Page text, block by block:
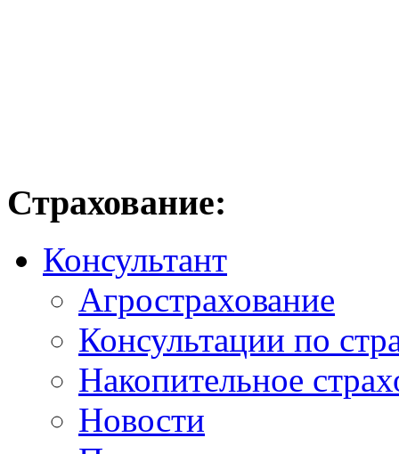
Страхование:
Консультант
Агрострахование
Консультации по
Накопительное
Новости